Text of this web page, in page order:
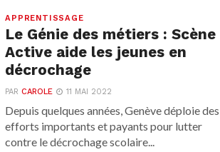
APPRENTISSAGE
Le Génie des métiers : Scène
Active aide les jeunes en
décrochage
PARCAROLE 11 MAI 2022
Depuis quelques années, Genève déploie des
efforts importants et payants pour lutter
contre le décrochage scolaire...